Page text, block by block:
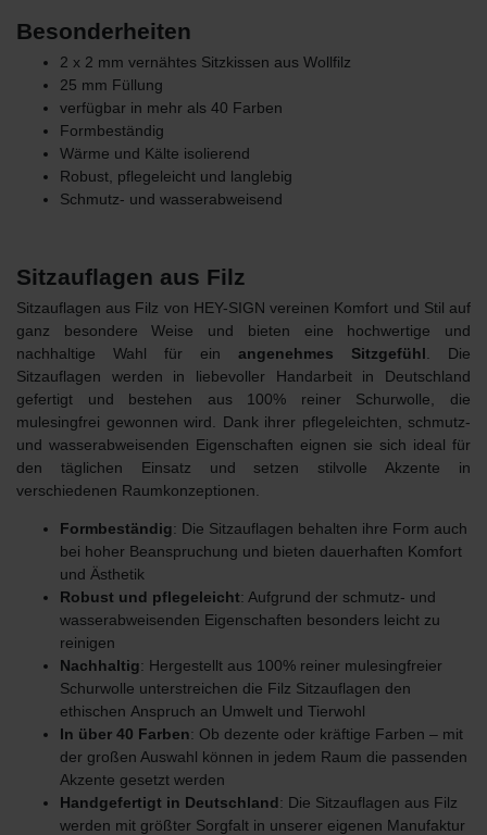
Besonderheiten
2 x 2 mm vernähtes Sitzkissen aus Wollfilz
25 mm Füllung
verfügbar in mehr als 40 Farben
Formbeständig
Wärme und Kälte isolierend
Robust, pflegeleicht und langlebig
Schmutz- und wasserabweisend
Sitzauflagen aus Filz
Sitzauflagen aus Filz von HEY-SIGN vereinen Komfort und Stil auf
ganz besondere Weise und bieten eine hochwertige und
nachhaltige Wahl für ein angenehmes Sitzgefühl . Die
Sitzauflagen werden in liebevoller Handarbeit in Deutschland
gefertigt und bestehen aus 100% reiner Schurwolle , die
mulesingfrei gewonnen wird. Dank ihrer pflegeleichten, schmutz-
und wasserabweisenden Eigenschaften eignen sie sich ideal für
den täglichen Einsatz und setzen stilvolle Akzente in
verschiedenen Raumkonzeptionen.
Formbeständig: Die Sitzauflagen behalten ihre Form auch
bei hoher Beanspruchung und bieten dauerhaften Komfort
und Ästhetik
Robust und pflegeleicht: Aufgrund der schmutz- und
wasserabweisenden Eigenschaften besonders leicht zu
reinigen
Nachhaltig: Hergestellt aus 100% reiner mulesingfreier
Schurwolle unterstreichen die Filz Sitzauflagen den
ethischen Anspruch an Umwelt und Tierwohl
In über 40 Farben: Ob dezente oder kräftige Farben – mit
der großen Auswahl können in jedem Raum die passenden
Akzente gesetzt werden
Handgefertigt in Deutschland: Die Sitzauflagen aus Filz
werden mit größter Sorgfalt in unserer eigenen Manufaktur